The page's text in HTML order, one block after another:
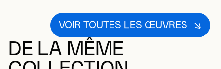
VOIR TOUTES LES ŒUVRES
DE LA MÊME